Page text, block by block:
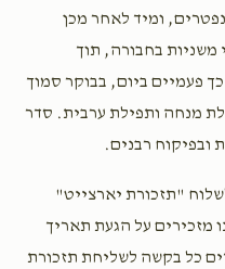
ומיד לאחר מכן
משניות בחבורה, תוך
פעמיים ביום, בבוקר סמוך
מנחה ותפילת ערבית. סדר
ובפיקוח רבנים.
"תזכורת יארצייט"
מזכירים על הגעת תאריך
כל בקשה לשליחת תזכורת